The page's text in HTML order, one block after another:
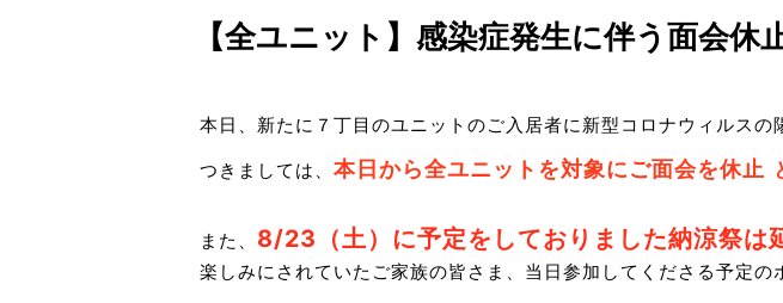
【全ユニット】感染症発生に伴う面会
本日、新たに７丁目のユニットのご入居者に新型コロナウィルスの
つきましては、 本日から全ユニットを対象にご面会を休止
また、 8/23（土）に予定をしておりました納涼祭は
楽しみにされていたご家族の皆さま、当日参加してくださる予定